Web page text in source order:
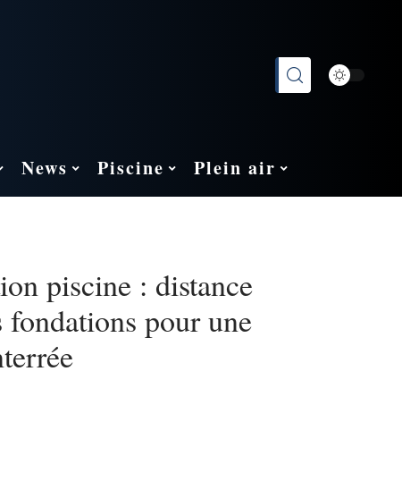
News Piscine Plein air
piscine : distance
fondations pour une